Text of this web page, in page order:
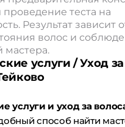
проведение теста на
Результат зависит
волос и
мастера.
услуги / Уход за
услуги и уход за
способ найти